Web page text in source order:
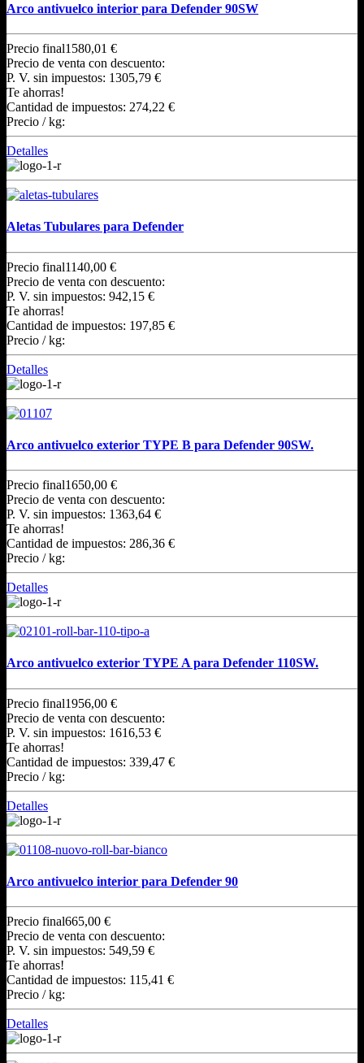
Arco antivuelco interior para Defender 90SW
Precio final1580,01 €
Precio de venta con descuento:
P. V. sin impuestos: 1305,79 €
Te ahorras!
Cantidad de impuestos: 274,22 €
Precio / kg:
Detalles
Aletas Tubulares para Defender
Precio final1140,00 €
Precio de venta con descuento:
P. V. sin impuestos: 942,15 €
Te ahorras!
Cantidad de impuestos: 197,85 €
Precio / kg:
Detalles
Arco antivuelco exterior TYPE B para Defender 90SW.
Precio final1650,00 €
Precio de venta con descuento:
P. V. sin impuestos: 1363,64 €
Te ahorras!
Cantidad de impuestos: 286,36 €
Precio / kg:
Detalles
Arco antivuelco exterior TYPE A para Defender 110SW.
Precio final1956,00 €
Precio de venta con descuento:
P. V. sin impuestos: 1616,53 €
Te ahorras!
Cantidad de impuestos: 339,47 €
Precio / kg:
Detalles
Arco antivuelco interior para Defender 90
Precio final665,00 €
Precio de venta con descuento:
P. V. sin impuestos: 549,59 €
Te ahorras!
Cantidad de impuestos: 115,41 €
Precio / kg:
Detalles